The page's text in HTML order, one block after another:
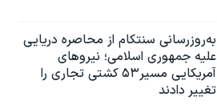
به‌روزرسانی سنتکام از محاصره دریایی
علیه جمهوری اسلامی؛ نیروهای
آمریکایی مسیر۵۳ کشتی تجاری را
تغییر دادند